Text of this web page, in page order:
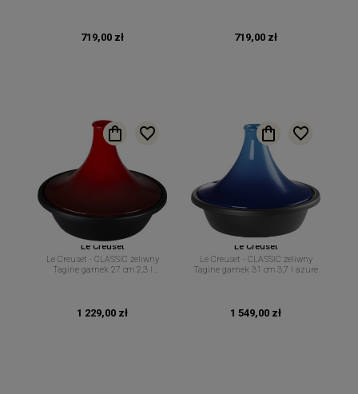
719,00 zł 719,00 zł
Le Creuset
Le Creuset - CLASSIC żeliwny
Tagine garnek 27 cm 2,3 l
1 229,00 zł
Le Creuset
Le Creuset - CLASSIC żeliwny
Tagine garnek 31 cm 3,7 l azure
1 549,00 zł